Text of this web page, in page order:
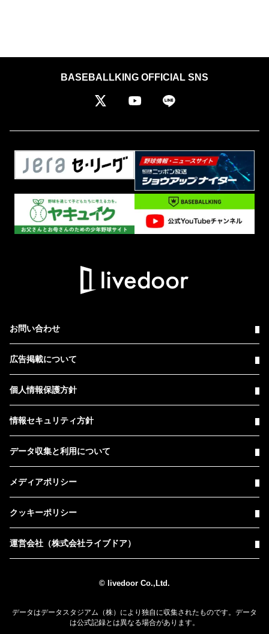
BASEBALLKING OFFICIAL SNS
お問い合わせ
広告掲載について
個人情報保護方針
情報セキュリティ方針
データ収集と利用について
メディアポリシー
クッキーポリシー
運営会社（株式会社ライブドア）
© livedoor Co.,Ltd.
データはデータスタジアム（株）により独自に収集されたものです。データ
は公式記録とは異なる場合があります。